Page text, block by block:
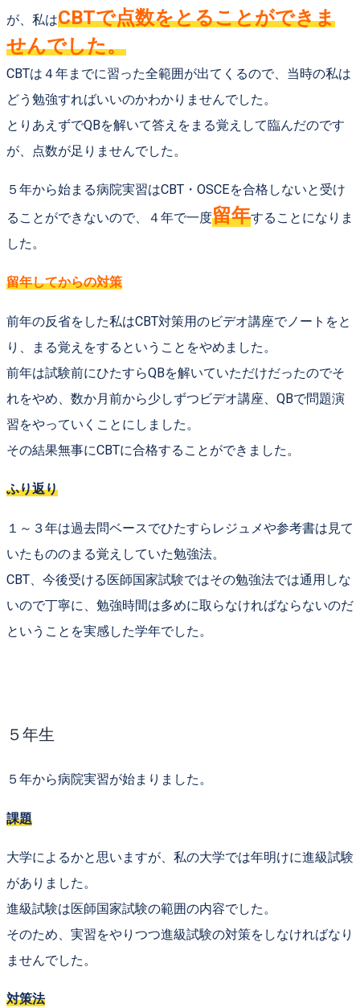
が、私はCBTで点数をとることができま
せんでした。
CBTは４年までに習った全範囲が出てくるので、当時の私は
どう勉強すればいいのかわかりませんでした。
とりあえずでQBを解いて答えをまる覚えして臨んだのです
が、点数が足りませんでした。
５年から始まる病院実習はCBT・OSCEを合格しないと受け
ることができないので、
４年で一度留年することになりま
した。
留年してからの対策
前年の反省をした私はCBT対策用のビデオ講座でノートをと
り、まる覚えをするということをやめました。
前年は試験前にひたすらQBを解いていただけだったのでそ
れをやめ、数か月前から少しずつビデオ講座、QBで問題演
習をやっていくことにしました。
その結果無事にCBTに合格することができました。
ふり返り
１～３年は過去問ベースでひたすらレジュメや参考書は見て
いたもののまる覚えしていた勉強法。
CBT、今後受ける医師国家試験ではその勉強法では通用しな
いので丁寧に、勉強時間は多めに取らなければならないのだ
ということを実感した学年でした。
５年生
５年から病院実習が始まりました。
課題
大学によるかと思いますが、私の大学では年明けに進級試験
がありました。
進級試験は医師国家試験の範囲の内容でした。
そのため、実習をやりつつ進級試験の対策をしなければなり
ませんでした。
対策法